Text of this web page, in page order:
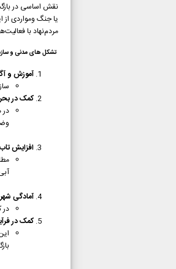
نقش اساسی در
یا جنگ ومواردی از
مردم‌نهاد با
تشکل های مدنی و
آموزش و
کمک در
افزایش
آمادگی
در
کمک در